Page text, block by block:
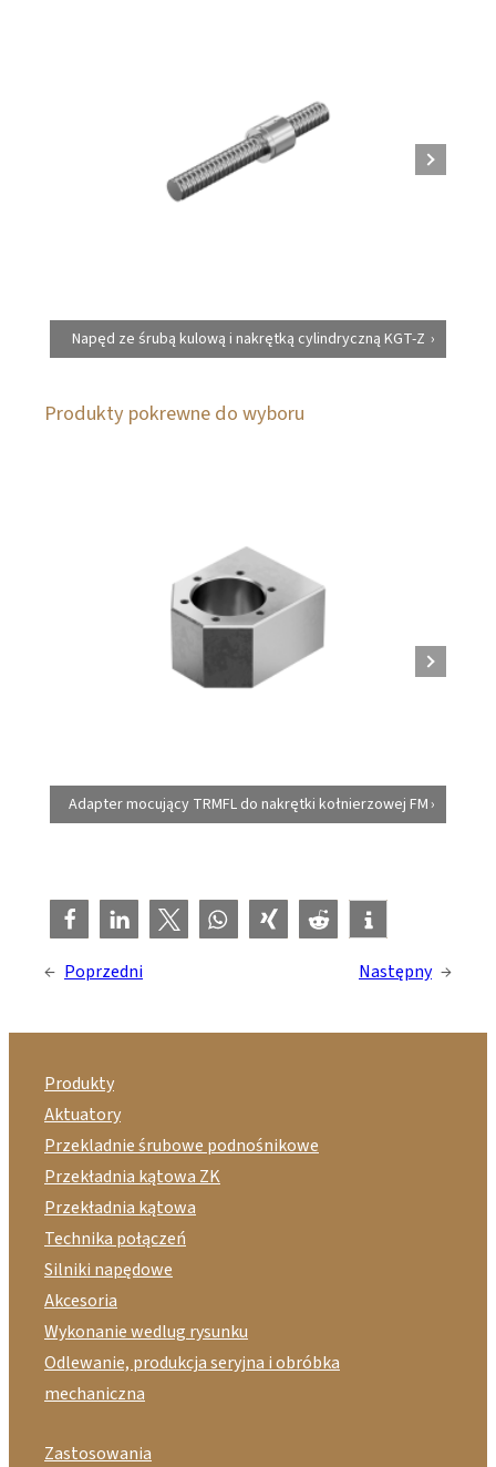
Napęd ze śrubą kulową i nakrętką cylindryczną KGT-Z
Produkty pokrewne do wyboru
Adapter mocujący TRMFL do nakrętki kołnierzowej FM
← Poprzedni Następny →
Produkty
Aktuatory
Przekladnie śrubowe podnośnikowe
Przekładnia kątowa ZK
Przekładnia kątowa
Technika połączeń
Silniki napędowe
Akcesoria
Wykonanie wedlug rysunku
Odlewanie, produkcja seryjna i obróbka
mechaniczna
Zastosowania